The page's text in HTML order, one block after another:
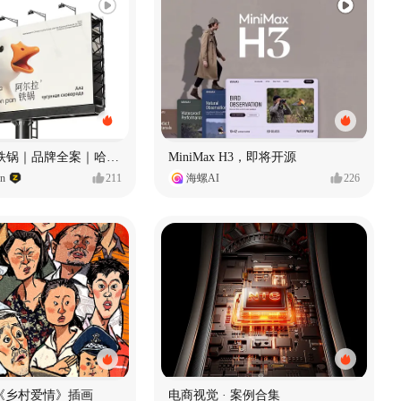
211
MiniMax H3，即将开源
海螺AI 226
乡村爱情》插画 电商视觉 · 案例合集